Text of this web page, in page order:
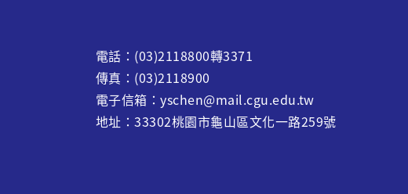
電話：(03)2118800轉3371
傳真：(03)2118900
電子信箱：yschen@mail.cgu.edu.tw
地址：33302桃園市龜山區文化一路259號